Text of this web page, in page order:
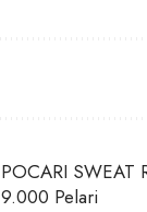
POCARI SWEAT
9.000 Pelari